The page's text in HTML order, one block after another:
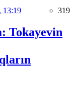
13:19 319
Tokayevin